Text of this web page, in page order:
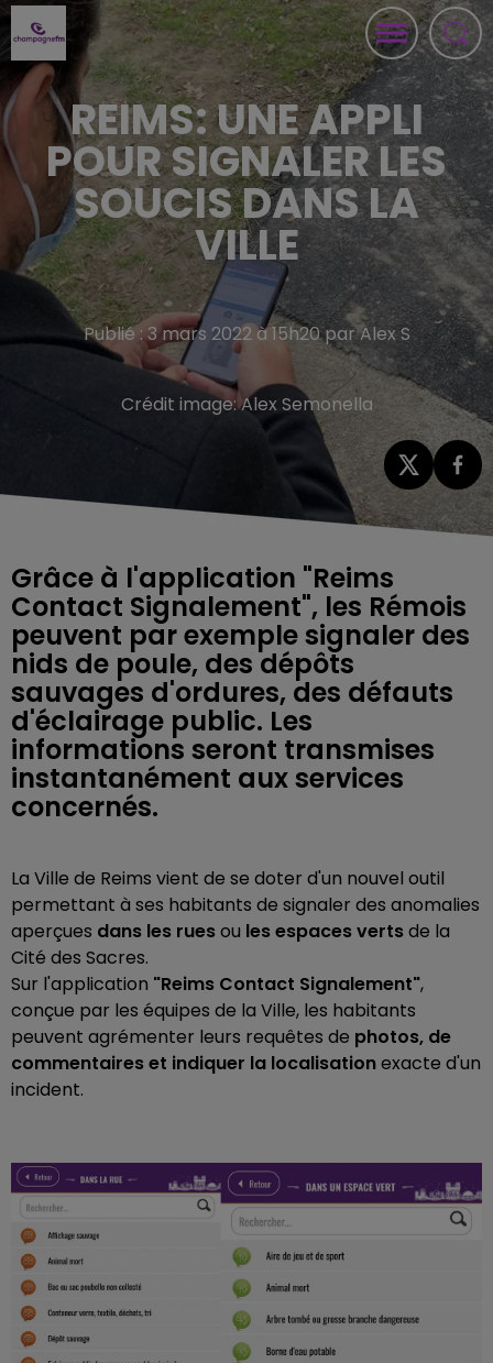
REIMS: UNE APPLI
POUR SIGNALER LES
SOUCIS DANS LA
VILLE
Publié : 3 mars 2022 à 15h20 par Alex S
Crédit image:Alex Semonella
Grâce à l'application "Reims
Contact Signalement", les Rémois
peuvent par exemple signaler des
nids de poule, des dépôts
sauvages d'ordures, des défauts
d'éclairage public. Les
informations seront transmises
instantanément aux services
concernés.
La Ville de Reims vient de se doter d'un nouvel outil
permettant à ses habitants de signaler des anomalies
aperçues dans les ruesou les espaces vertsde la
Cité des Sacres.
Sur l'application "Reims Contact Signalement",
conçue par les équipes de la Ville, les habitants
peuvent agrémenter leurs requêtes de photos, de
commentaires et indiquer la localisationexacte d'un
incident.